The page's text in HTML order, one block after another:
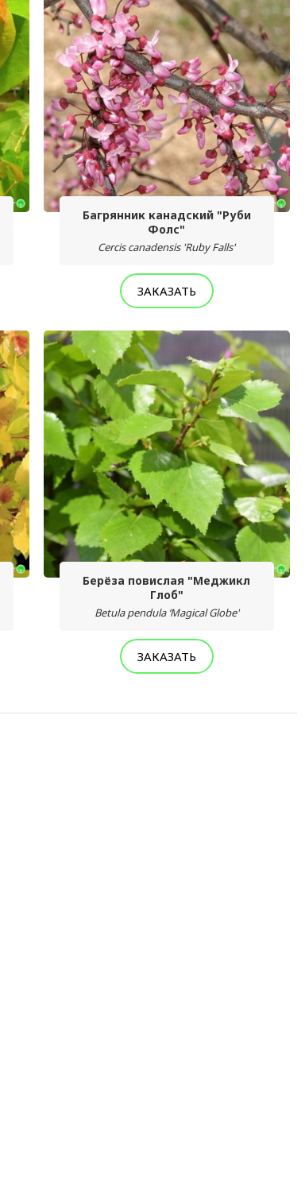
Багрянник канадский "Руби
Фолс"
Cercis canadensis 'Ruby Falls'
ЗАКАЗАТЬ
Берёза повислая "Меджикл
Глоб"
Betula pendula ‘Magical Globe'
ЗАКАЗАТЬ